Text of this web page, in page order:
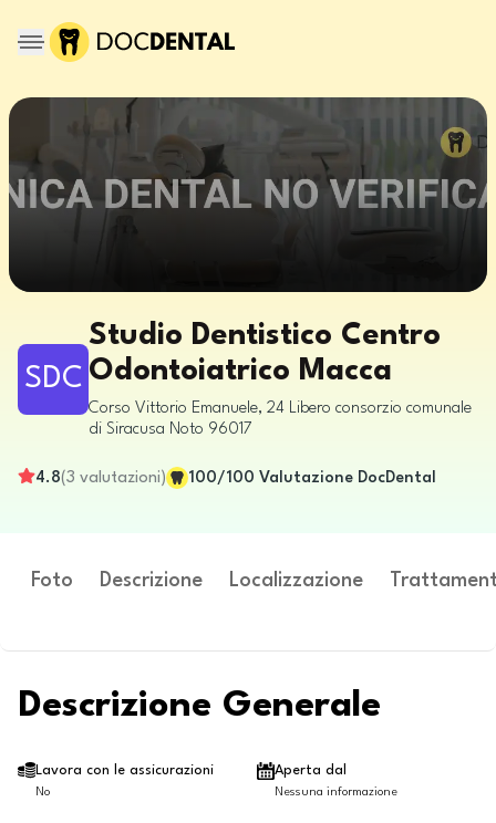
SDC
Studio Dentistico Centro
Odontoiatrico Macca
Corso Vittorio Emanuele, 24 Libero consorzio comunale
di Siracusa Noto 96017
4.8(3 valutazioni) 100/100 Valutazione DocDental
Foto Descrizione Localizzazione
Descrizione Generale
Lavora con le assicurazioni
No
Aperta dal
Nessuna informazione